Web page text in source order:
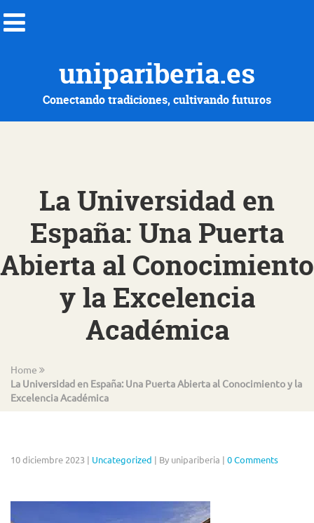
unipariberia.es
Conectando tradiciones, cultivando futuros
La Universidad en
España: Una Puerta
Abierta al Conocimiento
y la Excelencia
Académica
Home
La Universidad en España: Una Puerta Abierta al Conocimiento y la
Excelencia Académica
10 diciembre 2023 | Uncategorized | By unipariberia | 0 Comments